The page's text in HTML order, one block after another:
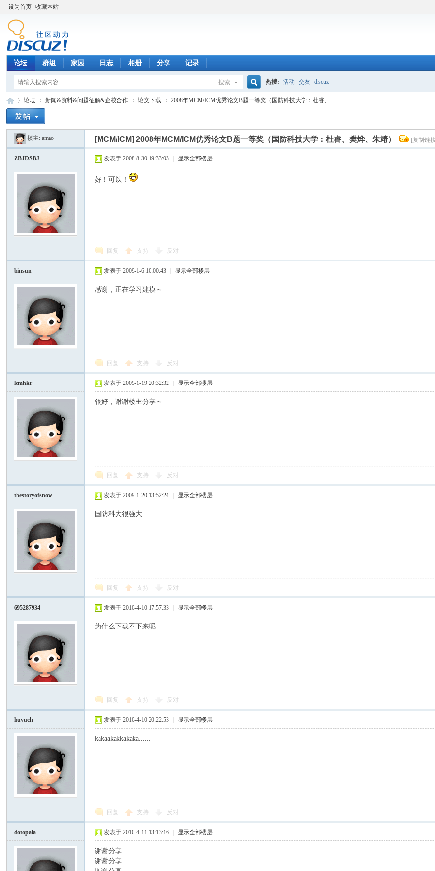
设为首页 收藏本站
论坛 群组 家园 日志 相册 分享 记录
搜索
搜
索
热搜: 活动 交友 discuz
»
论坛
›
新闻&资料&问题征解&企校合作
›
论文下载
›
2008年MCM/ICM优秀论文B题一等奖（国防科技大学：杜睿、 ...
楼主:amao [MCM/ICM]2008年MCM/ICM优秀论文B题一等奖（国防科技大学：杜睿、樊烨、朱靖） [复制链
ZBJDSBJ 发表于 2008-8-30 19:33:03 显示全部楼层
好！可以！
回复 支持 反对
binsun 发表于 2009-1-6 10:00:43 显示全部楼层
感谢，正在学习建模～
回复 支持 反对
lcmhkr 发表于 2009-1-19 20:32:32 显示全部楼层
很好，谢谢楼主分享～
回复 支持 反对
thestoryofsnow 发表于 2009-1-20 13:52:24 显示全部楼层
国防科大很强大
回复 支持 反对
695287934 发表于 2010-4-10 17:57:33 显示全部楼层
为什么下载不下来呢
回复 支持 反对
huyuch 发表于 2010-4-10 20:22:53 显示全部楼层
kakaakakkakaka......
回复 支持 反对
dotopala 发表于 2010-4-11 13:13:16 显示全部楼层
谢谢分享
谢谢分享